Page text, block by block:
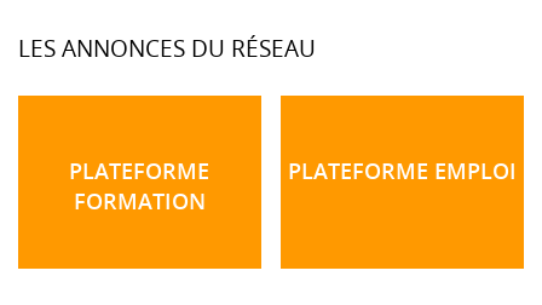
LES ANNONCES DU RÉSEAU
PLATEFORME
FORMATION
PLATEFORME EMPLOI